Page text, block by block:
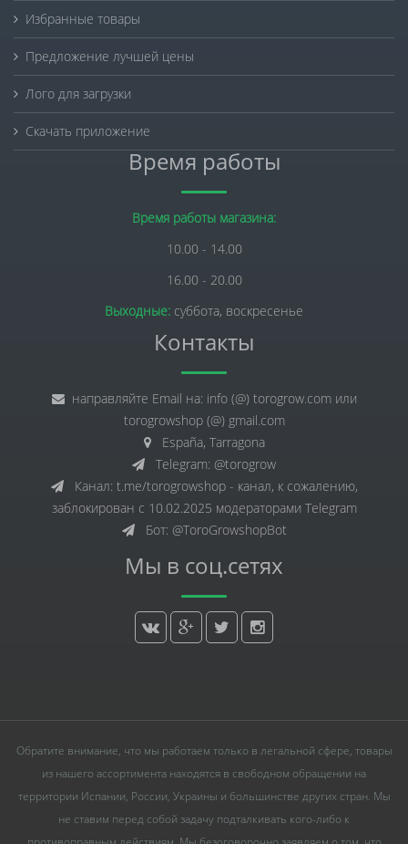
Избранные товары
Предложение лучшей цены
Лого для загрузки
Скачать приложение
Время работы
Время работы магазина:
10.00 - 14.00
16.00 - 20.00
Выходные: суббота, воскресенье
Контакты
направляйте Email на: info (@) torogrow.com или
torogrowshop (@) gmail.com
España, Tarragona
Telegram: @torogrow
Канал: t.me/torogrowshop - канал, к сожалению,
заблокирован с 10.02.2025 модераторами Telegram
Бот: @ToroGrowshopBot
Мы в соц.сетях
Обратите внимание, что мы работаем только в легальной сфере, товары
из нашего ассортимента находятся в свободном обращении на
территории Испании, России, Украины и большинстве других стран. Мы
не ставим перед собой задачу подталкивать кого-либо к